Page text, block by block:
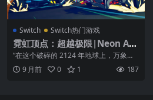
Switch Switch热门游戏
霓虹顶点：超越极限|Neon Ap
ex: Beyond the Limit中文
“在这个破碎的 2124 年地球上，万象皆
非所见，但在赛道上，真相终将显
现……”...
9 月前 0 1 187